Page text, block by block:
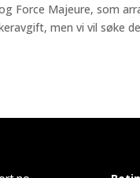
Force Majeure, som
men vi vil søke